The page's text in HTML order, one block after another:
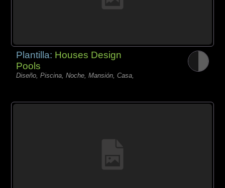
Plantilla: Houses Design
Pools
Diseño, Piscina, Noche, Mansión, Casa,